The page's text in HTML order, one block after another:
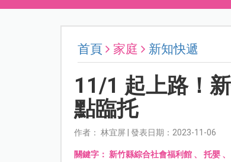
首頁 家庭 新知快遞
11/1 起上路！
點臨托
作者： 林宜屏 | 發表日期：2023-11-06
關鍵字： 新竹縣綜合社會福利館、 托嬰、